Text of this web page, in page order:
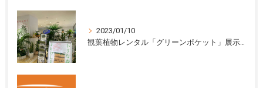
2023/01/10
観葉植物レンタル「グリーンポケット」展示会を開催中！